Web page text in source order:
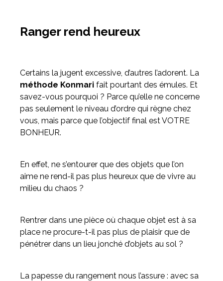
Ranger rend heureux
Certains la jugent excessive, d’autres l’adorent. La
méthode Konmari fait pourtant des émules. Et
savez-vous pourquoi ? Parce qu’elle ne concerne
pas seulement le niveau d’ordre qui règne chez
vous, mais parce que l’objectif final est VOTRE
BONHEUR.
En effet, ne s’entourer que des objets que l’on
aime ne rend-il pas plus heureux que de vivre au
milieu du chaos ?
Rentrer dans une pièce où chaque objet est à sa
place ne procure-t-il pas plus de plaisir que de
pénétrer dans un lieu jonché d’objets au sol ?
La papesse du rangement nous l’assure : avec sa